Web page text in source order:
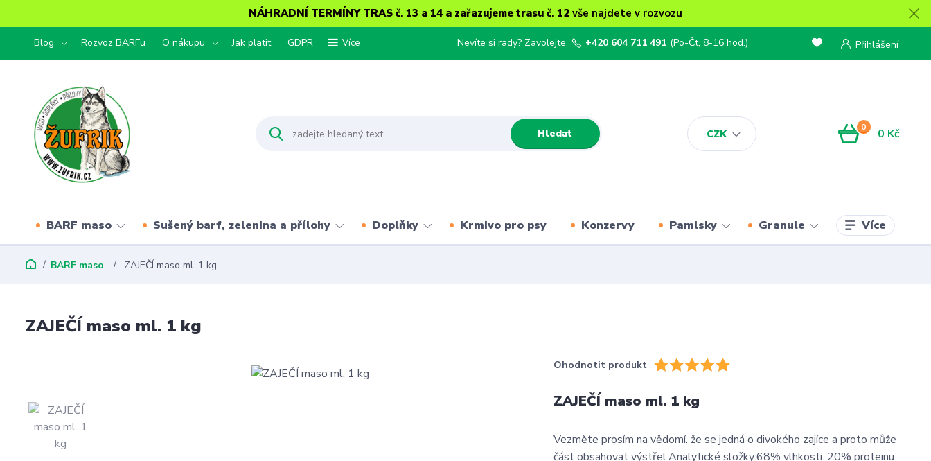
NÁHRADNÍ TERMÍNY TRAS č. 13 a 14 a zařazujeme trasu č. 12 vše najdete v rozvozu
Blog Rozvoz BARFu O nákupu Jak platit GDPR Více
CZK
Přihlášení
Hledat
Nevíte si rady? Zavolejte. +420 604 711 491 (Po-Čt, 8-16 hod.)
0 0 Kč
BARF maso Sušený barf, zelenina a přílohy Doplňky Krmivo pro psy Konzervy Pamlsky Granule Více
BARF maso ZAJEČÍ maso ml. 1 kg
ZAJEČÍ maso ml. 1 kg
Ohodnotit produkt
ZAJEČÍ maso ml. 1 kg
Vezměte prosím na vědomí. že se jedná o divokého zajíce a proto může
část obsahovat výstřel.Analytické složky:68% vlhkosti. 20% proteinu.